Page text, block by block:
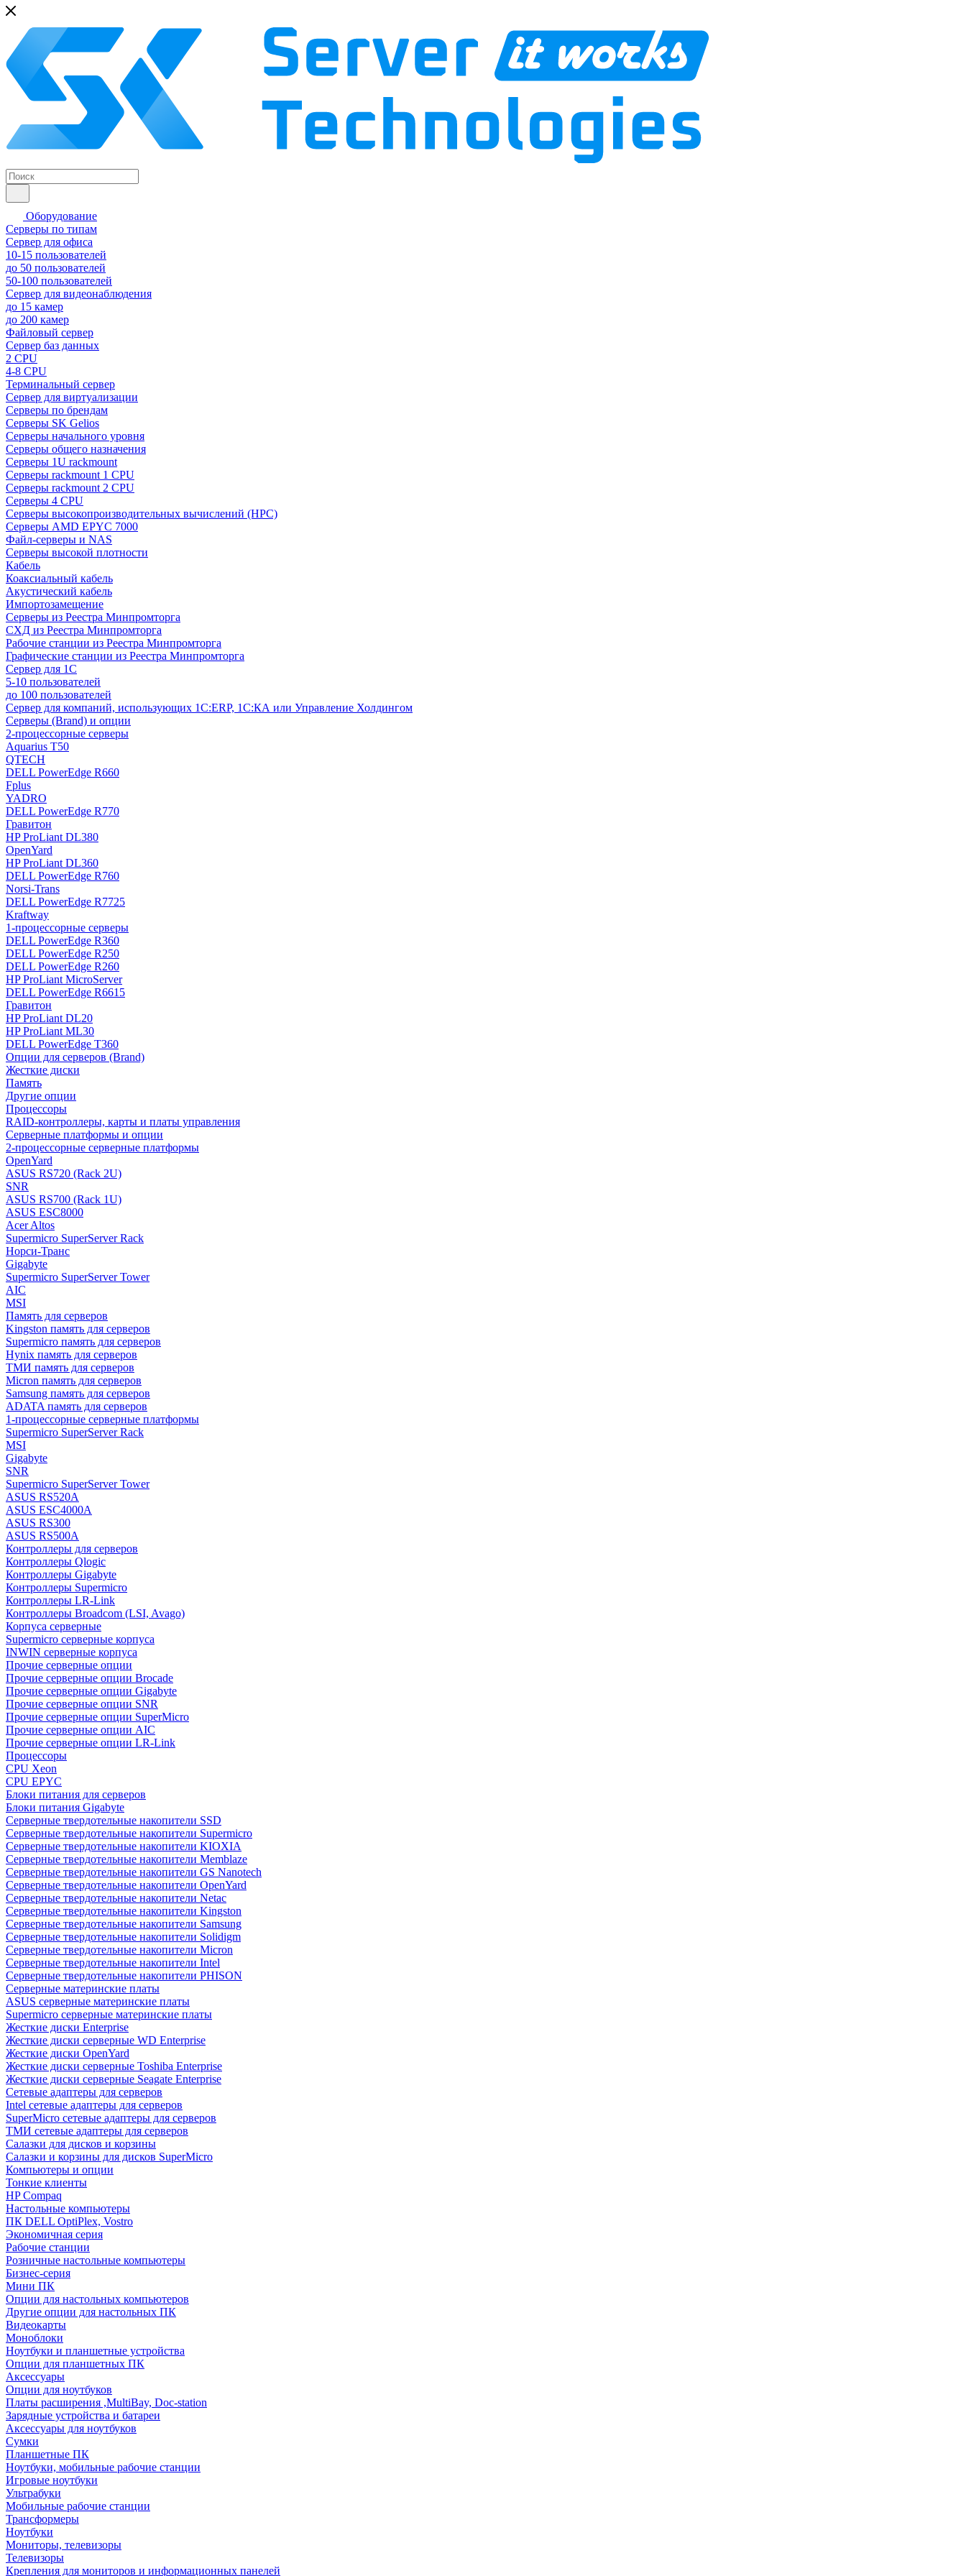
Оборудование
Серверы по типам
Сервер для офиса
10-15 пользователей
до 50 пользователей
50-100 пользователей
Сервер для видеонаблюдения
до 15 камер
до 200 камер
Файловый сервер
Сервер баз данных
2 CPU
4-8 CPU
Терминальный сервер
Сервер для виртуализации
Серверы по брендам
Серверы SK Gelios
Серверы начального уровня
Серверы общего назначения
Серверы 1U rackmount
Серверы rackmount 1 CPU
Серверы rackmount 2 CPU
Серверы 4 CPU
Серверы высокопроизводительных вычислений (HPC)
Серверы AMD EPYC 7000
Файл-серверы и NAS
Серверы высокой плотности
Кабель
Коаксиальный кабель
Акустический кабель
Импортозамещение
Серверы из Реестра Минпромторга
СХД из Реестра Минпромторга
Рабочие станции из Реестра Минпромторга
Графические станции из Реестра Минпромторга
Сервер для 1С
5-10 пользователей
до 100 пользователей
Сервер для компаний, использующих 1C:ERP, 1С:КА или Управление Холдингом
Серверы (Brand) и опции
2-процессорные серверы
Aquarius T50
QTECH
DELL PowerEdge R660
Fplus
YADRO
DELL PowerEdge R770
Гравитон
HP ProLiant DL380
OpenYard
HP ProLiant DL360
DELL PowerEdge R760
Norsi-Trans
DELL PowerEdge R7725
Kraftway
1-процессорные серверы
DELL PowerEdge R360
DELL PowerEdge R250
DELL PowerEdge R260
HP ProLiant MicroServer
DELL PowerEdge R6615
Гравитон
HP ProLiant DL20
HP ProLiant ML30
DELL PowerEdge T360
Опции для серверов (Brand)
Жесткие диски
Память
Другие опции
Процессоры
RAID-контроллеры, карты и платы управления
Серверные платформы и опции
2-процессорные серверные платформы
OpenYard
ASUS RS720 (Rack 2U)
SNR
ASUS RS700 (Rack 1U)
ASUS ESC8000
Acer Altos
Supermicro SuperServer Rack
Норси-Транс
Gigabyte
Supermicro SuperServer Tower
AIC
MSI
Память для серверов
Kingston память для серверов
Supermicro память для серверов
Hynix память для серверов
ТМИ память для серверов
Micron память для серверов
Samsung память для серверов
ADATA память для серверов
1-процессорные серверные платформы
Supermicro SuperServer Rack
MSI
Gigabyte
SNR
Supermicro SuperServer Tower
ASUS RS520A
ASUS ESC4000A
ASUS RS300
ASUS RS500A
Контроллеры для серверов
Контроллеры Qlogic
Контроллеры Gigabyte
Контроллеры Supermicro
Контроллеры LR-Link
Контроллеры Broadcom (LSI, Avago)
Корпуса серверные
Supermicro серверные корпуса
INWIN серверные корпуса
Прочие серверные опции
Прочие серверные опции Brocade
Прочие серверные опции Gigabyte
Прочие серверные опции SNR
Прочие серверные опции SuperMicro
Прочие серверные опции AIC
Прочие серверные опции LR-Link
Процессоры
CPU Xeon
CPU EPYC
Блоки питания для серверов
Блоки питания Gigabyte
Серверные твердотельные накопители SSD
Cерверные твердотельные накопители Supermicro
Cерверные твердотельные накопители KIOXIA
Cерверные твердотельные накопители Memblaze
Cерверные твердотельные накопители GS Nanotech
Серверные твердотельные накопители OpenYard
Серверные твердотельные накопители Netac
Cерверные твердотельные накопители Kingston
Cерверные твердотельные накопители Samsung
Cерверные твердотельные накопители Solidigm
Cерверные твердотельные накопители Micron
Cерверные твердотельные накопители Intel
Cерверные твердотельные накопители PHISON
Серверные материнские платы
ASUS серверные материнские платы
Supermicro серверные материнские платы
Жесткие диски Enterprise
Жесткие диски серверные WD Enterprise
Жесткие диски OpenYard
Жесткие диски серверные Toshiba Enterprise
Жесткие диски серверные Seagate Enterprise
Сетевые адаптеры для серверов
Intel сетевые адаптеры для серверов
SuperMicro сетевые адаптеры для серверов
ТМИ сетевые адаптеры для серверов
Салазки для дисков и корзины
Салазки и корзины для дисков SuperMicro
Компьютеры и опции
Тонкие клиенты
HP Compaq
Настольные компьютеры
ПК DELL OptiPlex, Vostro
Экономичная серия
Рабочие станции
Розничные настольные компьютеры
Бизнес-серия
Мини ПК
Опции для настольных компьютеров
Другие опции для настольных ПК
Видеокарты
Моноблоки
Ноутбуки и планшетные устройства
Опции для планшетных ПК
Аксессуары
Опции для ноутбуков
Платы расширения ,MultiBay, Doc-station
Зарядные устройства и батареи
Аксессуары для ноутбуков
Сумки
Планшетные ПК
Ноутбуки, мобильные рабочие станции
Игровые ноутбуки
Ультрабуки
Мобильные рабочие станции
Трансформеры
Ноутбуки
Мониторы, телевизоры
Телевизоры
Крепления для мониторов и информационных панелей